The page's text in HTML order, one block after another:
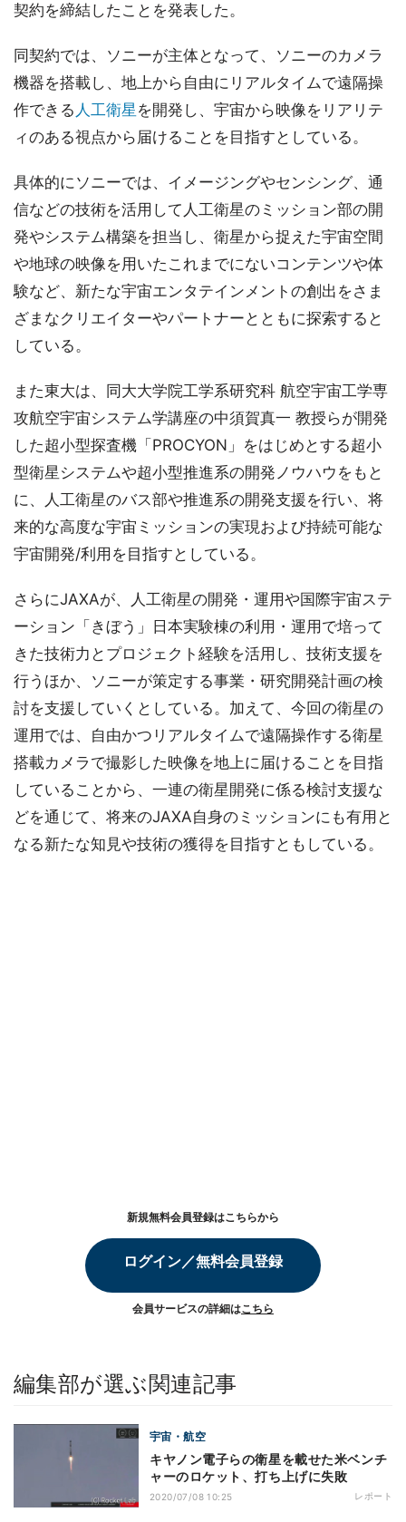
契約を締結したことを発表した。
同契約では、ソニーが主体となって、ソニーのカメラ
機器を搭載し、地上から自由にリアルタイムで遠隔操
作できる 人工衛星 を開発し、宇宙から映像をリアリテ
ィのある視点から届けることを目指すとしている。
具体的にソニーでは、イメージングやセンシング、通
信などの技術を活用して人工衛星のミッション部の開
発やシステム構築を担当し、衛星から捉えた宇宙空間
や地球の映像を用いたこれまでにないコンテンツや体
験など、新たな宇宙エンタテインメントの創出をさま
ざまなクリエイターやパートナーとともに探索すると
している。
また東大は、同大大学院工学系研究科 航空宇宙工学専
攻航空宇宙システム学講座の中須賀真一 教授らが開発
した超小型探査機「PROCYON」をはじめとする超小
型衛星システムや超小型推進系の開発ノウハウをもと
に、人工衛星のバス部や推進系の開発支援を行い、将
来的な高度な宇宙ミッションの実現および持続可能な
宇宙開発/利用を目指すとしている。
さらにJAXAが、人工衛星の開発・運用や国際宇宙ステ
ーション「きぼう」日本実験棟の利用・運用で培って
きた技術力とプロジェクト経験を活用し、技術支援を
行うほか、ソニーが策定する事業・研究開発計画の検
討を支援していくとしている。加えて、今回の衛星の
運用では、自由かつリアルタイムで遠隔操作する衛星
搭載カメラで撮影した映像を地上に届けることを目指
していることから、一連の衛星開発に係る検討支援な
どを通じて、将来のJAXA自身のミッションにも有用と
なる新たな知見や技術の獲得を目指すともしている。
新規無料会員登録はこちらから
ログイン／無料会員登録
会員サービスの詳細はこちら
編集部が選ぶ関連記事
宇宙・航空
キヤノン電子らの衛星を載せた米ベンチ
ャーのロケット、打ち上げに失敗
2020/07/08 10:25 レポート